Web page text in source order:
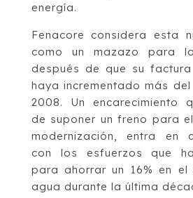
energía.
Fenacore considera esta
como un mazazo para
después de que su
haya incrementado más del
2008. Un encarecimiento
de suponer un freno para
modernización, entra en
con los esfuerzos que
para ahorrar un 16% en el
agua durante la última